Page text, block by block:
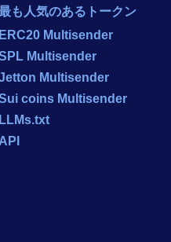
も人気のあるトークン
ERC20 Multisender
Multisender
Multisender
coins Multisender
LLMs.txt
API